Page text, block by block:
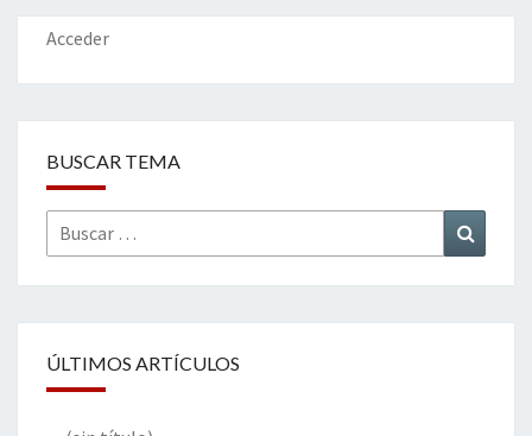
Acceder
BUSCAR TEMA
Buscar
por:
ÚLTIMOS ARTÍCULOS